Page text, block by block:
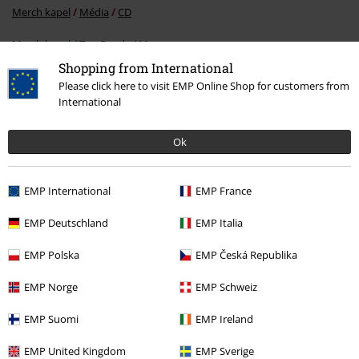
Shopping from International
Please click here to visit EMP Online Shop for customers from
International
Ok
EMP International EMP France
EMP Deutschland EMP Italia
EMP Polska EMP Česká Republika
EMP Norge EMP Schweiz
EMP Suomi EMP Ireland
EMP United Kingdom EMP Sverige
Merch kapel Média CD
Merch kapel Top Bands Manowar
Sleva
E-Mail Newsletter
Získejte 20% slevový poukaz, když se přihlásíte
teď!Více
Tímto souhlasím se zasíláním EMP Newslettru a souhlasím s tím, že
pravidelně mi posílat informace o svých produktech. Mé osobní údaje
budou zpracovány v souladu s ustanoveními
Můj souhlas mohu kdykoliv odvolat na odhlašovací odkaz/link.
Unsubscribe